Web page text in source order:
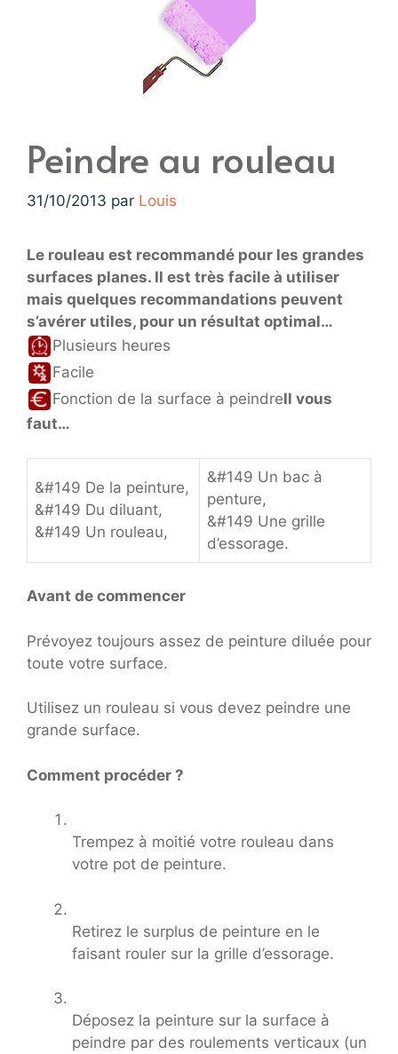
Peindre au rouleau
31/10/2013 par Louis
Le rouleau est recommandé pour les grandes
surfaces planes. Il est très facile à utiliser
mais quelques recommandations peuvent
s’avérer utiles, pour un résultat optimal…
Plusieurs heures
Facile
Fonction de la surface à peindreIl vous
faut…
&#149 De la peinture,
&#149 Du diluant,
&#149 Un rouleau,
&#149 Un bac à
penture,
&#149 Une grille
d’essorage.
Avant de commencer
Prévoyez toujours assez de peinture diluée pour
toute votre surface.
Utilisez un rouleau si vous devez peindre une
grande surface.
Comment procéder ?
Trempez à moitié votre rouleau dans
votre pot de peinture.
Retirez le surplus de peinture en le
faisant rouler sur la grille d’essorage.
Déposez la peinture sur la surface à
peindre par des roulements verticaux (un